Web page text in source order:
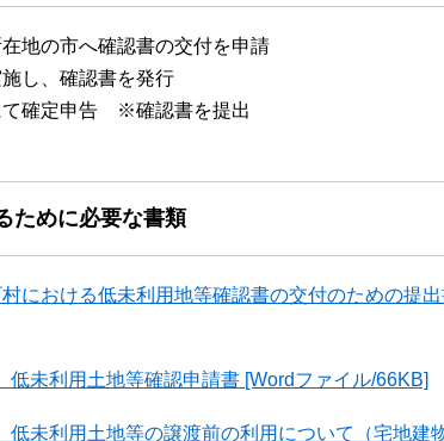
地の市へ確認書の交付を申請
し、確認書を発行
て確定申告 ※確認書を提出
ために必要な書類
における低未利用地等確認書の交付のための提
未利用土地等確認申請書 [Wordファイル/66KB]
未利用土地等の譲渡前の利用について（宅地建